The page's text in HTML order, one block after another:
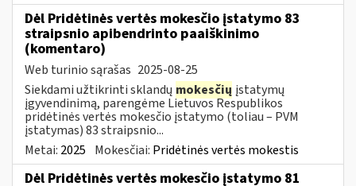
Dėl Pridėtinės vertės mokesčio įstatymo 83
straipsnio apibendrinto paaiškinimo
(komentaro)
Web turinio sąrašas 2025-08-25
Siekdami užtikrinti sklandų mokesčių įstatymų
įgyvendinimą, parengėme Lietuvos Respublikos
pridėtinės vertės mokesčio įstatymo (toliau – PVM
įstatymas) 83 straipsnio...
Metai: 2025 Mokesčiai: Pridėtinės vertės mokestis
Dėl Pridėtinės vertės mokesčio įstatymo 81